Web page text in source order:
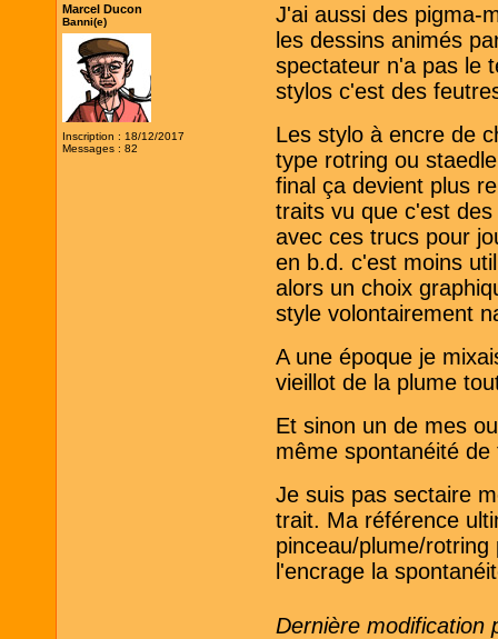
Marcel Ducon
Banni(e)
Inscription : 18/12/2017
Messages : 82
J'ai aussi des pigma-
les dessins animés
spectateur n'a pas le
stylos c'est des
Les stylo à encre de
type rotring ou
final ça devient plus
traits vu que c'est
avec ces trucs pour
en b.d. c'est moins
alors un choix
style volontairement
A une époque je
vieillot de la plume
Et sinon un de mes
même spontanéité
Je suis pas sectaire
trait. Ma référence
pinceau/plume/
l'encrage la
Dernière modification